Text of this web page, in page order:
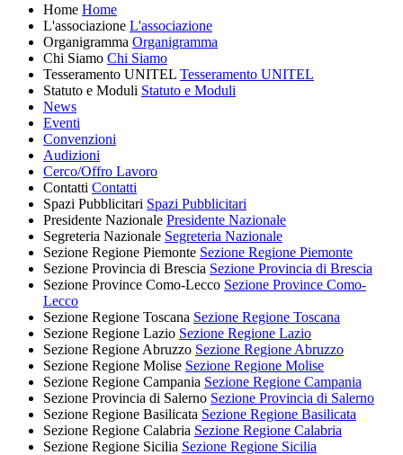
Home Home
L'associazione L'associazione
Organigramma Organigramma
Chi Siamo Chi Siamo
Tesseramento UNITEL Tesseramento UNITEL
Statuto e Moduli Statuto e Moduli
News
Eventi
Convenzioni
Audizioni
Cerco/Offro Lavoro
Contatti Contatti
Spazi Pubblicitari Spazi Pubblicitari
Presidente Nazionale Presidente Nazionale
Segreteria Nazionale Segreteria Nazionale
Sezione Regione Piemonte Sezione Regione Piemonte
Sezione Provincia di Brescia Sezione Provincia di Brescia
Sezione Province Como-Lecco Sezione Province Como-
Lecco
Sezione Regione Toscana Sezione Regione Toscana
Sezione Regione Lazio Sezione Regione Lazio
Sezione Regione Abruzzo Sezione Regione Abruzzo
Sezione Regione Molise Sezione Regione Molise
Sezione Regione Campania Sezione Regione Campania
Sezione Provincia di Salerno Sezione Provincia di Salerno
Sezione Regione Basilicata Sezione Regione Basilicata
Sezione Regione Calabria Sezione Regione Calabria
Sezione Regione Sicilia Sezione Regione Sicilia